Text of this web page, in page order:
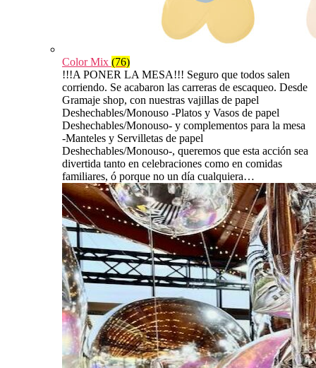
Color Mix (76)
!!!A PONER LA MESA!!! Seguro que todos salen
corriendo. Se acabaron las carreras de escaqueo. Desde
Gramaje shop, con nuestras vajillas de papel
Deshechables/Monouso -Platos y Vasos de papel
Deshechables/Monouso- y complementos para la mesa
-Manteles y Servilletas de papel
Deshechables/Monouso-, queremos que esta acción sea
divertida tanto en celebraciones como en comidas
familiares, ó porque no un día cualquiera…